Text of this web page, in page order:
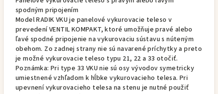
spodným pripojením
Model RADIK VKU je panelové vykurovacie teleso v
prevedení VENTIL KOMPAKT, ktoré umožňuje pravé alebo
ľavé spodné pripojenie na vykurovaciu sústavu s núteným
obehom. Zo zadnej strany nie sú navarené príchytky a preto
je možné vykurovacie teleso typu 21, 22 a 33 otočiť.
Poznámka: Pri type 33 VKU nie sú osy vývodov symetricky
umiestnené vzhľadom k hĺbke vykurovacieho telesa. Pri
upevnení vykurovacieho telesa na stenu je nutné použiť